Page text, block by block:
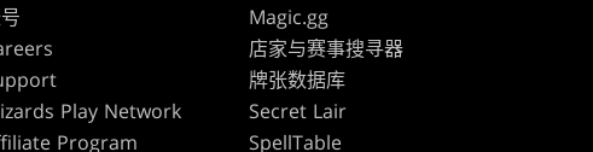
Play Network
Program
Magic.gg
店家与赛事搜寻器
牌张数据库
Secret Lair
SpellTable